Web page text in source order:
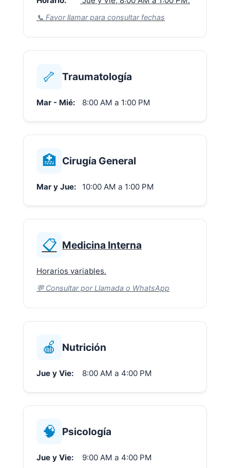
📞 Favor llamar para consultar fechas
🦴 Traumatología
Mar - Mié: 8:00 AM a 1:00 PM
🏥 Cirugía General
Mar y Jue: 10:00 AM a 1:00 PM
📋 Medicina Interna
Horarios variables.
💬 Consultar por Llamada o WhatsApp
🍎 Nutrición
Jue y Vie: 8:00 AM a 4:00 PM
🧠 Psicología
Jue y Vie: 9:00 AM a 4:00 PM